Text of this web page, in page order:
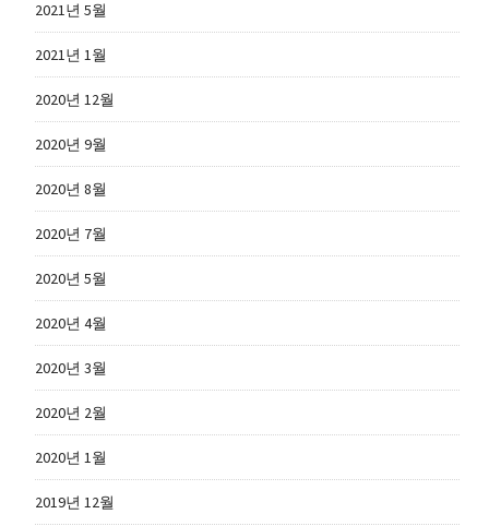
2021년 5월
2021년 1월
2020년 12월
2020년 9월
2020년 8월
2020년 7월
2020년 5월
2020년 4월
2020년 3월
2020년 2월
2020년 1월
2019년 12월